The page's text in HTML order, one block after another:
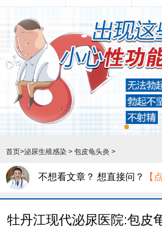
首页>泌尿生殖感染 > 包皮龟头炎 >
不想看文章？ 想直接问？ 【
牡丹江现代泌尿医院:包皮